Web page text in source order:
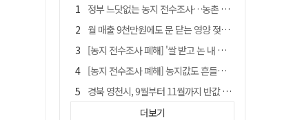
정부 느닷없는 농지 전수조사…농촌 들쑤시는 '경자유전'의 칼날
월 매출 9천만원에도 문 닫는 영양 젖소농장… "일할 사람이 없어"
[농지 전수조사 폐해] '쌀 받고 논 내 준' 도지농 이제 어쩌나?
[농지 전수조사 폐해] 농지값도 흔들리나…"도지 막히면 헐값 매물 나올 수도"
경북 영천시, 9월부터 11월까지 반값 여행 혜택 제공
'솔리다임 IPO 추진설' SK하이닉스, 주가 9% 급락
더보기